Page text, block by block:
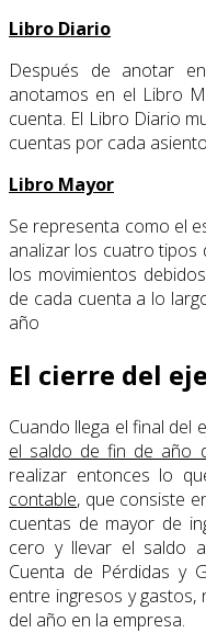
Libro Diario
Después de anotar
anotamos en el Libro
cuenta. El Libro Diario
cuentas por cada
Libro Mayor
Se representa como el
analizar los cuatro tipos
los movimientos
de cada cuenta a lo
año
El cierre del
Cuando llega el final del
el saldo de fin de año
realizar entonces lo
contable, que consiste
cuentas de mayor de
cero y llevar el saldo
Cuenta de Pérdidas y
entre ingresos y
del año en la empresa.